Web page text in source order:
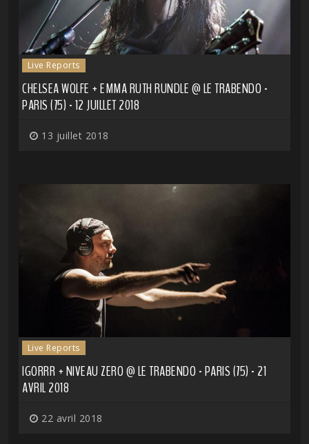
Live Reports
CHELSEA WOLFE + EMMA RUTH RUNDLE @ LE TRABENDO -
PARIS (75) - 12 JUILLET 2018
13 juillet 2018
Live Reports
IGORRR + NIVEAU ZERO @ LE TRABENDO - PARIS (75) - 21
AVRIL 2018
22 avril 2018